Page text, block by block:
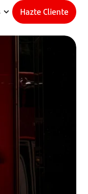
Hazte Cliente